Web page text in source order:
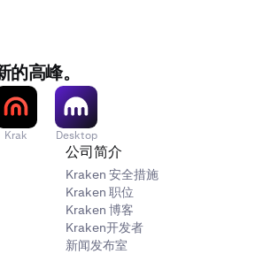
的高峰。
Krak Desktop
公司简介
Kraken 安全措施
Kraken 职位
Kraken 博客
Kraken开发者
新闻发布室